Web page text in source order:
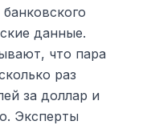
данные.
что пара
раз
за доллар и
Эксперты